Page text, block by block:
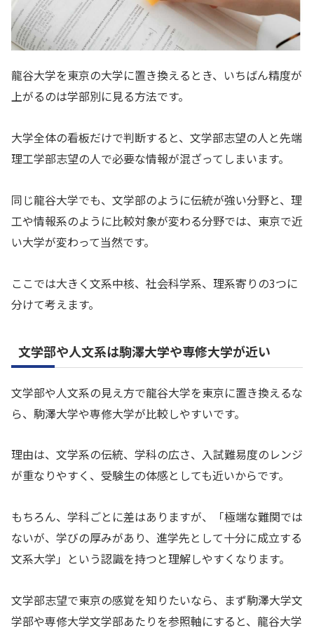
龍谷大学を東京の大学に置き換えるとき、いちばん精度が
上がるのは学部別に見る方法です。
大学全体の看板だけで判断すると、文学部志望の人と先端
理工学部志望の人で必要な情報が混ざってしまいます。
同じ龍谷大学でも、文学部のように伝統が強い分野と、理
工や情報系のように比較対象が変わる分野では、東京で近
い大学が変わって当然です。
ここでは大きく文系中核、社会科学系、理系寄りの3つに
分けて考えます。
文学部や人文系は駒澤大学や専修大学が近い
文学部や人文系の見え方で龍谷大学を東京に置き換えるな
ら、駒澤大学や専修大学が比較しやすいです。
理由は、文学系の伝統、学科の広さ、入試難易度のレンジ
が重なりやすく、受験生の体感としても近いからです。
もちろん、学科ごとに差はありますが、「極端な難関では
ないが、学びの厚みがあり、進学先として十分に成立する
文系大学」という認識を持つと理解しやすくなります。
文学部志望で東京の感覚を知りたいなら、まず駒澤大学文
学部や専修大学文学部あたりを参照軸にすると、龍谷大学